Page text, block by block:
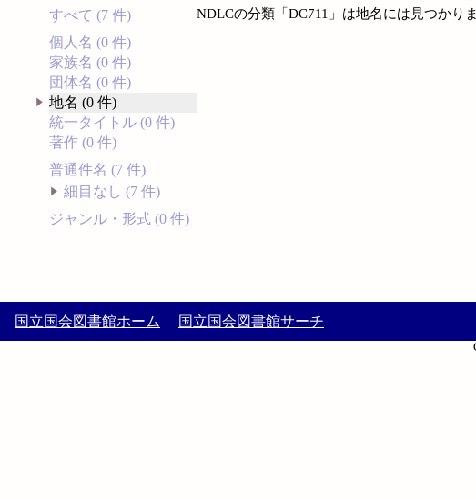
すべて (7 件)
個人名 (0 件)
家族名 (0 件)
団体名 (0 件)
地名 (0 件)
統一タイトル (0 件)
著作 (0 件)
普通件名 (7 件)
細目なし (7 件)
ジャンル・形式 (0 件)
NDLCの分類「DC711」は地名には見つかり
国立国会図書館ホーム 国立国会図書館サーチ